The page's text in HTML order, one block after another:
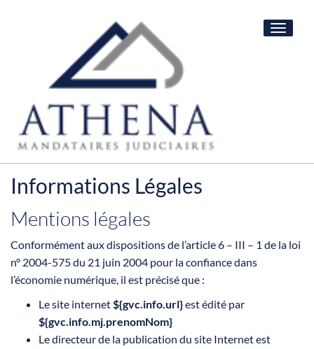
Toggle
Informations Légales
Mentions légales
Conformément aux dispositions de l’article 6 – III – 1 de la loi
n° 2004-575 du 21 juin 2004 pour la confiance dans
l’économie numérique, il est précisé que :
Le site internet${gvc.info.url}est édité par
${gvc.info.mj.prenomNom}
Le directeur de la publication du site Internet est